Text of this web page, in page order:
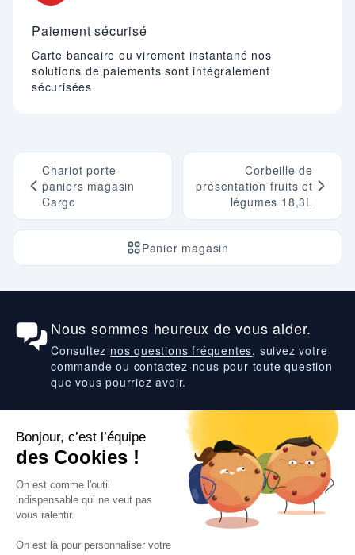
Paiement sécurisé
Carte bancaire ou virement instantané nos
solutions de paiements sont intégralement
sécurisées
Chariot porte-
paniers magasin
Cargo
Panier magasin
Corbeille de
présentation fruits et
légumes 18,3L
Nous sommes heureux de vous aider.
Consultez nos questions fréquentes, suivez votre
commande ou contactez-nous pour toute question
que vous pourriez avoir.
Suivez-nous
VOS SERVICES